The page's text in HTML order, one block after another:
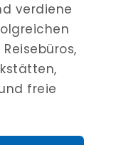
verdiene
freie